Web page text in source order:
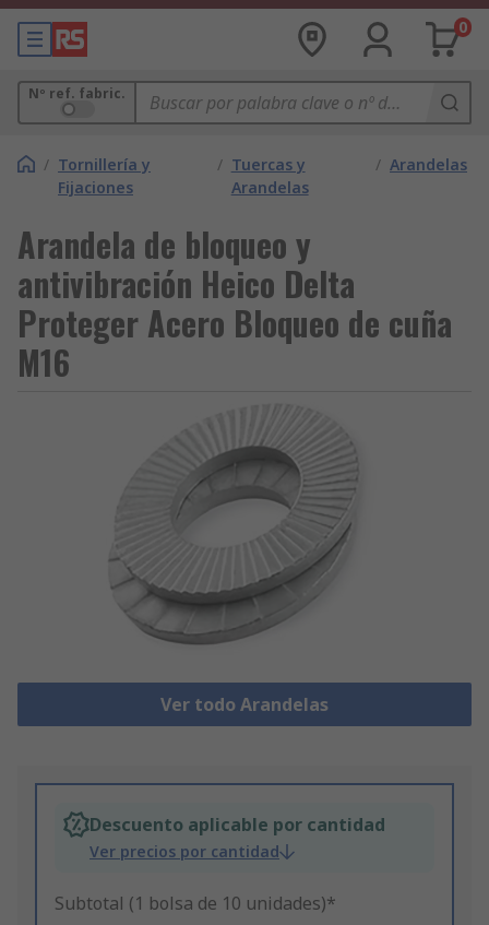
0
Nº ref. fabric.
/ Tornillería y
Fijaciones
/ Tuercas y
Arandelas
/ Arandelas
Arandela de bloqueo y
antivibración Heico Delta
Proteger Acero Bloqueo de cuña
M16
Ver todo Arandelas
Descuento aplicable por cantidad
Ver precios por cantidad
Subtotal (1 bolsa de 10 unidades)*